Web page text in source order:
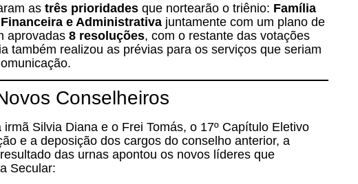
as três prioridades que nortearão o triênio: Família
e Administrativa juntamente com um plano de
aprovadas 8 resoluções, com o restante das votações
também realizou as prévias para os serviços que seriam
Conselheiros
Silvia Diana e o Frei Tomás, o 17º Capítulo Eletivo
e a deposição dos cargos do conselho anterior, a
das urnas apontou os novos líderes que
Secular: